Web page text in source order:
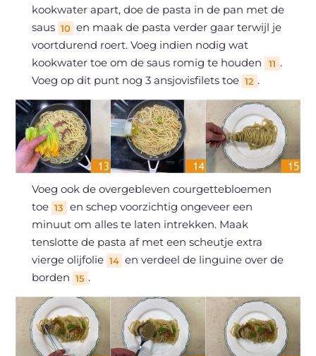
kookwater apart, doe de pasta in de pan met de
saus 10 en maak de pasta verder gaar terwijl je
voortdurend roert. Voeg indien nodig wat
kookwater toe om de saus romig te houden
11 .
Voeg op dit punt nog 3 ansjovisfilets toe 12 .
Voeg ook de overgebleven courgettebloemen
toe 13
en schep voorzichtig ongeveer een
minuut om alles te laten intrekken. Maak
tenslotte de pasta af met een scheutje extra
vierge olijfolie 14 en verdeel de linguine over de
borden 15 .